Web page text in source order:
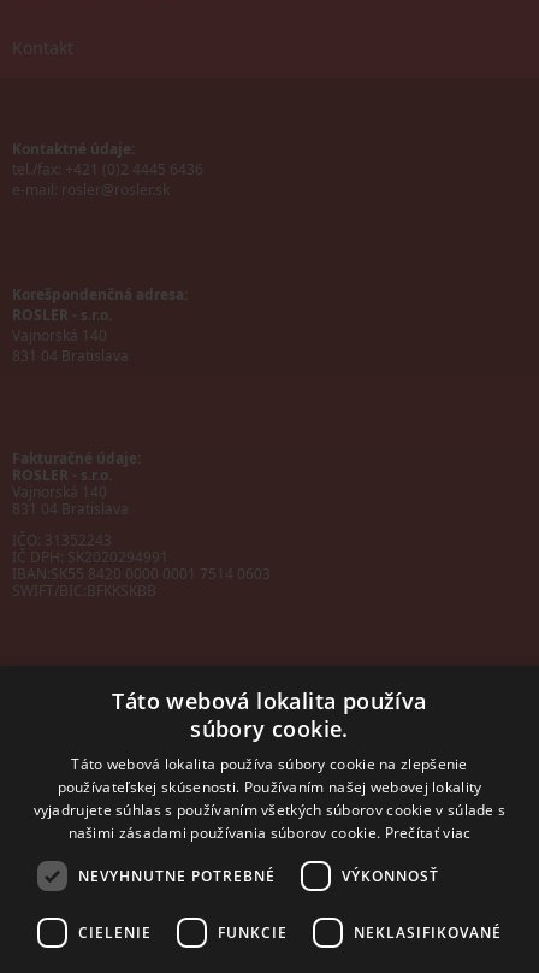
Kontakt
Kontaktné údaje:
tel./fax: +421 (0)2 4445 6436
e-mail: rosler@rosler.sk
Korešpondenčná adresa:
ROSLER - s.r.o.
Vajnorská 140
831 04 Bratislava
Fakturačné údaje:
ROSLER - s.r.o.
Vajnorská 140
831 04 Bratislava
IČO: 31352243
IČ DPH: SK2020294991
IBAN:SK55 8420 0000 0001 7514 0603
SWIFT/BIC:BFKKSKBB
sales@rosler.sk
Regionálni zástupcovia
Západ a stred:
+421 903 728 402
Východ
mobil: +421 901 728 409
Táto webová lokalita používa
súbory cookie.
Táto webová lokalita používa súbory cookie na zlepšenie
používateľskej skúsenosti. Používaním našej webovej lokality
vyjadrujete súhlas s používaním všetkých súborov cookie v súlade s
našimi zásadami používania súborov cookie. Prečítať viac
NEVYHNUTNE POTREBNÉ VÝKONNOSŤ
CIELENIE FUNKCIE NEKLASIFIKOVANÉ